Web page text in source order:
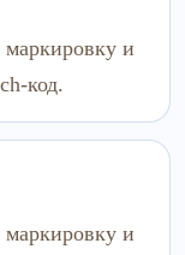
и
код.
и